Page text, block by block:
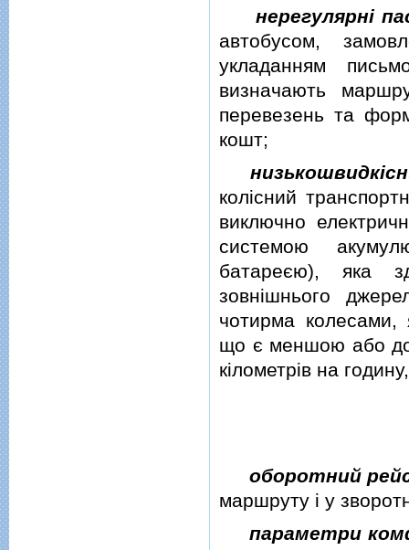
нерегулярнi
автобусом,
укладанням
визначають
перевезень та
кошт;
колiсний
виключно
системою
батареєю), яка
зовнiшнього
чотирма колесами,
що є меншою або
кiлометрiв на
оборотний
маршруту i у
параметри